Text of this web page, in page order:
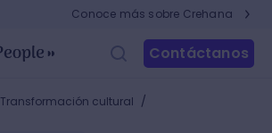
Conoce más sobre Crehana
Contáctanos
Transformación cultural /